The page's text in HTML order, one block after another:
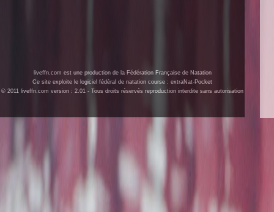
liveffn.com est une production de la Fédération Française de Natation
Ce site exploite le logiciel fédéral de natation course : extraNat-Pocket
© 2011 liveffn.com version : 2.01 - Tous droits réservés reproduction interdite sans autorisation